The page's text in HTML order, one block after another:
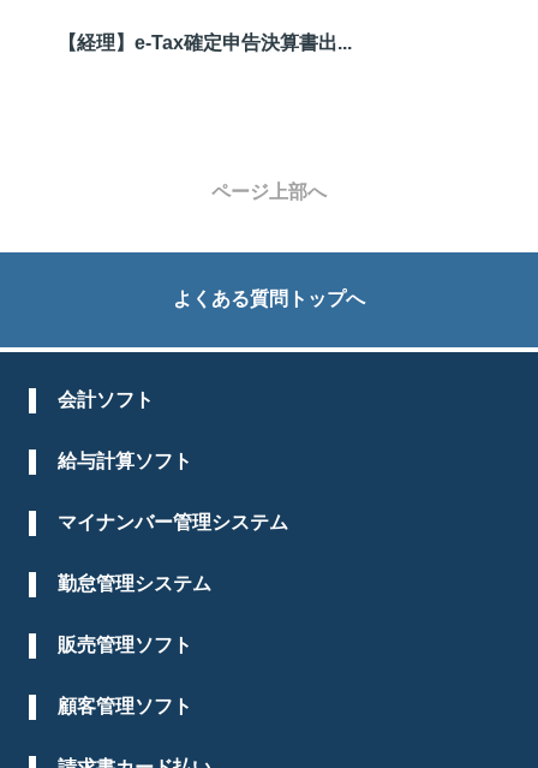
【経理】e-Tax確定申告決算書出...
ページ上部へ
よくある質問トップへ
会計ソフト
給与計算ソフト
マイナンバー管理システム
勤怠管理システム
販売管理ソフト
顧客管理ソフト